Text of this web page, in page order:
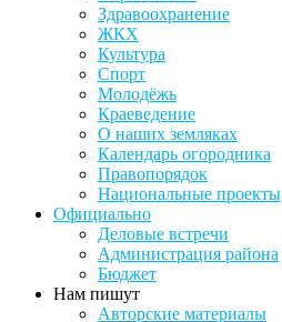
Здравоохранение
ЖКХ
Культура
Спорт
Молодёжь
Краеведение
О наших земляках
Календарь огородника
Правопорядок
Национальные проекты
Официально
Деловые встречи
Администрация района
Бюджет
Нам пишут
Авторские материалы